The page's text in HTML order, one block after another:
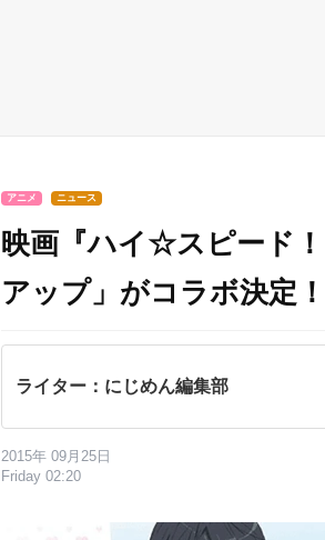
アニメ ニュース
映画『ハイ☆スピード
アップ」がコラボ決定！
ライター：にじめん編集部
2015年 09月25日
Friday 02:20